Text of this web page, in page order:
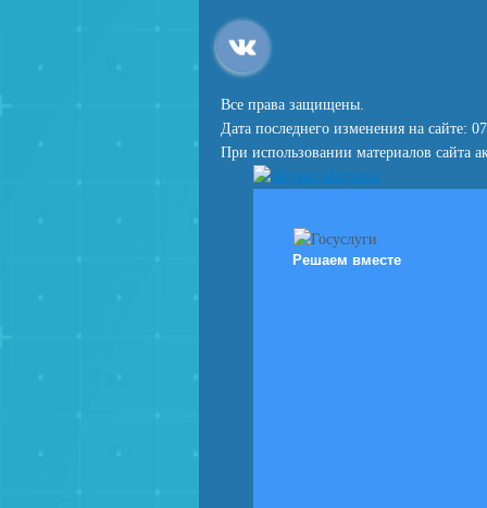
Все права защищены.
Дата последнего изменения на сайте:
При использовании материалов сайта
Решаем вместе